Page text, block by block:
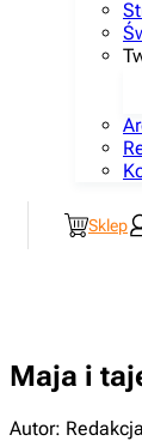
Sklep
Maja i
Autor: